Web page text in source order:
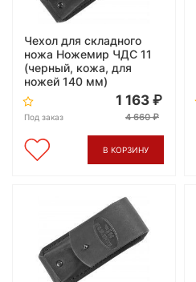
Чехол для складного
ножа Ножемир ЧДС 11
(черный, кожа, для
ножей 140 мм)
Под заказ
1 163
4 660
В КОРЗИНУ